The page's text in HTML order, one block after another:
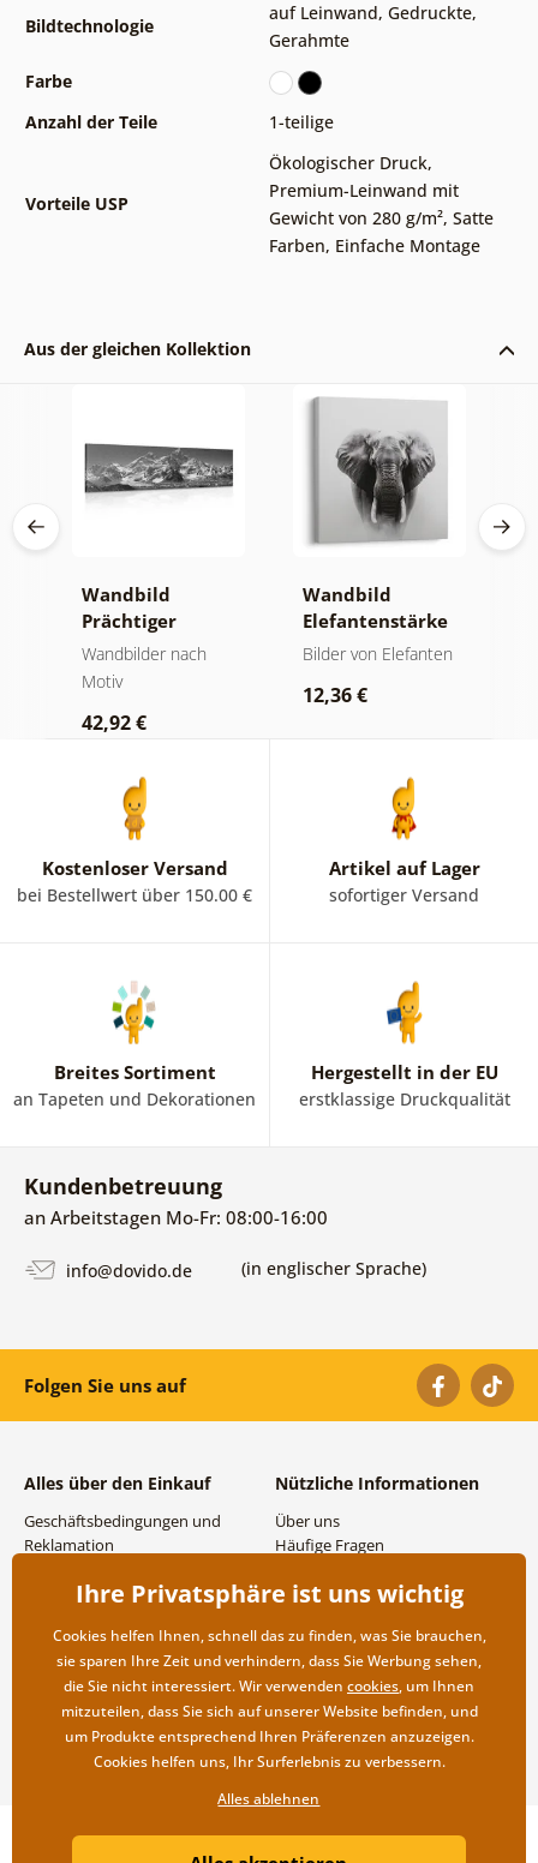
Bildtechnologie
auf Leinwand, Gedruckte,
Gerahmte
Farbe
Anzahl der Teile
1-teilige
Vorteile USP
Ökologischer Druck,
Premium-Leinwand mit
Gewicht von 280 g/m², Satte
Farben, Einfache Montage
Aus der gleichen Kollektion
Wandbild
Prächtiger
Berggipfel in
Schwarz-Weiß
Wandbilder nach
Motiv
42,92 €
Wandbild
Elefantenstärke
und Ruhe
Bilder von Elefanten
12,36 €
Kostenloser Versand
bei Bestellwert über 150.00 €
Artikel auf Lager
sofortiger Versand
Breites Sortiment
an Tapeten und Dekorationen
Hergestellt in der EU
erstklassige Druckqualität
Kundenbetreuung
an Arbeitstagen Mo-Fr: 08:00-16:00
info@dovido.de (in englischer Sprache)
Folgen Sie uns auf
Alles über den Einkauf
Geschäftsbedingungen und
Reklamation
Versand- und
Rücksendung der Ware
Nützliche Informationen
Über uns
Häufige Fragen
Großhandel und
Copyright ©2019 © Dovido.at.
Ihre Privatsphäre ist uns wichtig
Cookies helfen Ihnen, schnell das zu finden, was Sie brauchen,
sie sparen Ihre Zeit und verhindern, dass Sie Werbung sehen,
die Sie nicht interessiert. Wir verwenden cookies, um Ihnen
mitzuteilen, dass Sie sich auf unserer Website befinden, und
um Produkte entsprechend Ihren Präferenzen anzuzeigen.
Cookies helfen uns, Ihr Surferlebnis zu verbessern.
Alles ablehnen